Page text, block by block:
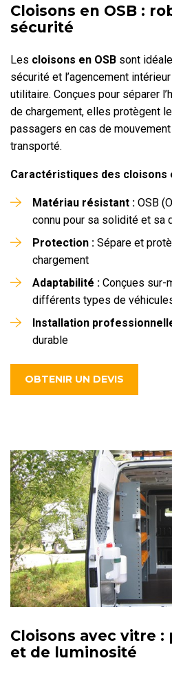
Cloisons en OSB :
sécurité
Les cloisons en OSB sont
sécurité et l’agencement
utilitaire. Conçues pour séparer
de chargement, elles protègent
passagers en cas de
transporté.
Caractéristiques des cloisons
Matériau résistant : OSB
connu pour sa solidité et sa
Protection : Sépare et
chargement
Adaptabilité : Conçues sur-
différents types de
Installation
durable
OBTENIR UN DEVIS
Cloisons avec vitre
et de luminosité